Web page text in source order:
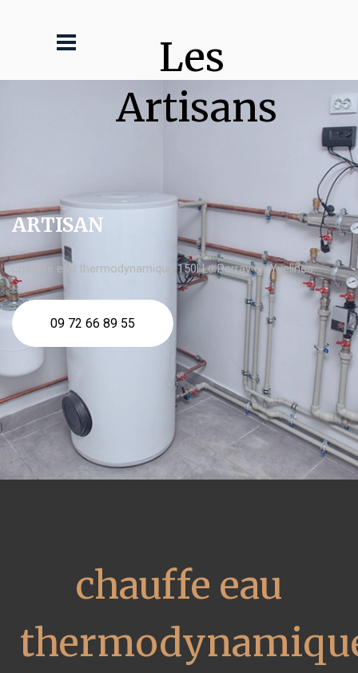
Les
Artisans
ARTISAN
chauffe eau thermodynamique 150l Le Perray en Yvelines
09 72 66 89 55
chauffe eau